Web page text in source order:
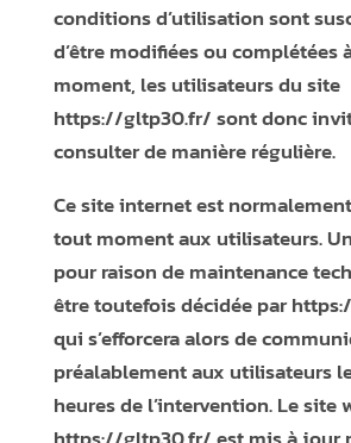
conditions d’utilisation sont
d’être modifiées ou complétées
moment, les utilisateurs du site
https://gltp30.fr/sont donc
consulter de manière régulière.
Ce site internet est
tout moment aux utilisateurs.
pour raison de maintenance
être toutefois décidée par
qui s’efforcera alors de
préalablement aux utilisateurs
heures de l’intervention. Le site